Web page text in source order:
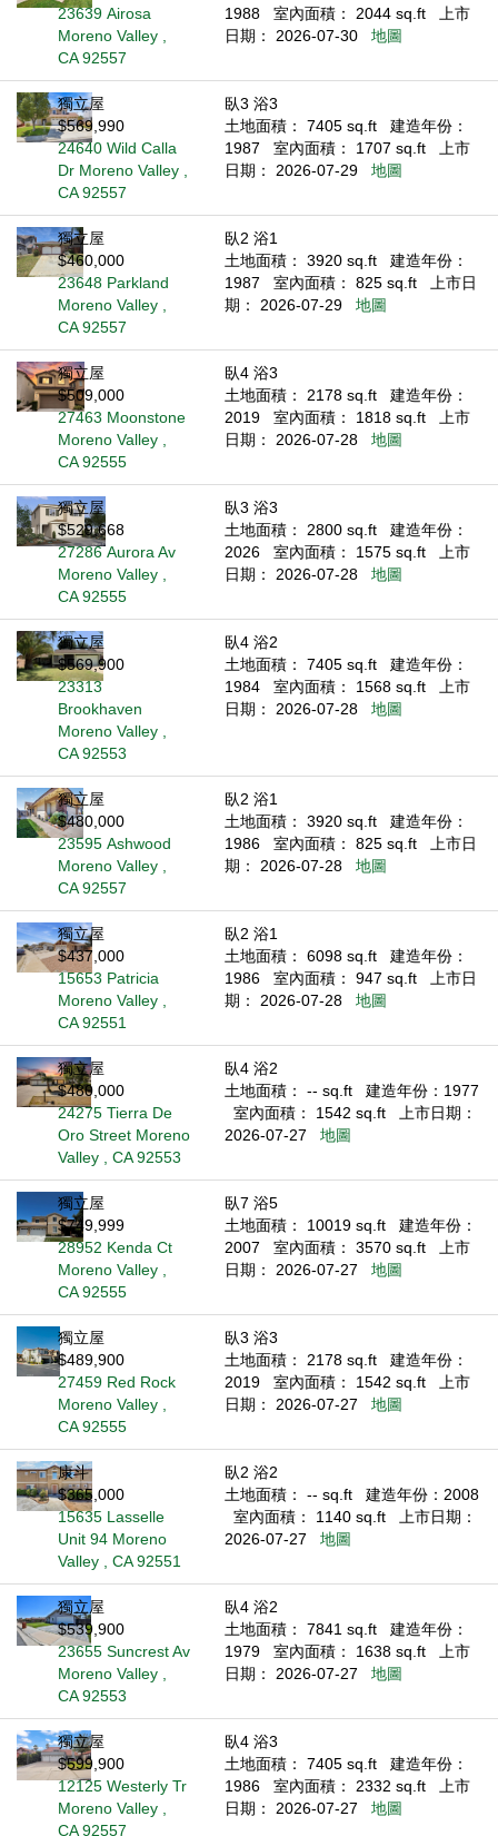
23639 Airosa
Moreno Valley ,
CA 92557
1988 室內面積： 2044 sq.ft
上市
日期： 2026-07-30
地圖
獨立屋
$569,990
24640 Wild Calla
Dr Moreno Valley ,
CA 92557
臥3 浴3
土地面積： 7405 sq.ft
建造年份：
1987
室內面積： 1707 sq.ft
上市
日期： 2026-07-29
地圖
獨立屋
$460,000
23648 Parkland
Moreno Valley ,
CA 92557
臥2 浴1
土地面積： 3920 sq.ft
建造年份：
1987
室內面積： 825 sq.ft
上市日
期： 2026-07-29
地圖
獨立屋
$509,000
27463 Moonstone
Moreno Valley ,
CA 92555
臥4 浴3
土地面積： 2178 sq.ft
建造年份：
2019
室內面積： 1818 sq.ft
上市
日期： 2026-07-28
地圖
獨立屋
$529,668
27286 Aurora Av
Moreno Valley ,
CA 92555
臥3 浴3
土地面積： 2800 sq.ft
建造年份：
2026
室內面積： 1575 sq.ft
上市
日期： 2026-07-28
地圖
獨立屋
$569,900
23313
Brookhaven
Moreno Valley ,
CA 92553
臥4 浴2
土地面積： 7405 sq.ft
建造年份：
1984
室內面積： 1568 sq.ft
上市
日期： 2026-07-28
地圖
獨立屋
$480,000
23595 Ashwood
Moreno Valley ,
CA 92557
臥2 浴1
土地面積： 3920 sq.ft
建造年份：
1986
室內面積： 825 sq.ft
上市日
期： 2026-07-28
地圖
獨立屋
$437,000
15653 Patricia
Moreno Valley ,
CA 92551
臥2 浴1
土地面積： 6098 sq.ft
建造年份：
1986
室內面積： 947 sq.ft
上市日
期： 2026-07-28
地圖
獨立屋
$480,000
24275 Tierra De
Oro Street Moreno
Valley , CA 92553
臥4 浴2
土地面積： -- sq.ft
建造年份：1977
室內面積： 1542 sq.ft
上市日期：
2026-07-27
地圖
獨立屋
$749,999
28952 Kenda Ct
Moreno Valley ,
CA 92555
臥7 浴5
土地面積： 10019 sq.ft
建造年份：
2007
室內面積： 3570 sq.ft
上市
日期： 2026-07-27
地圖
獨立屋
$489,900
27459 Red Rock
Moreno Valley ,
CA 92555
臥3 浴3
土地面積： 2178 sq.ft
建造年份：
2019
室內面積： 1542 sq.ft
上市
日期： 2026-07-27
地圖
康斗
$365,000
15635 Lasselle
Unit 94 Moreno
Valley , CA 92551
臥2 浴2
土地面積： -- sq.ft
建造年份：2008
室內面積： 1140 sq.ft
上市日期：
2026-07-27
地圖
獨立屋
$539,900
23655 Suncrest Av
Moreno Valley ,
CA 92553
臥4 浴2
土地面積： 7841 sq.ft
建造年份：
1979
室內面積： 1638 sq.ft
上市
日期： 2026-07-27
地圖
獨立屋
$599,900
12125 Westerly Tr
Moreno Valley ,
CA 92557
臥4 浴3
土地面積： 7405 sq.ft
建造年份：
1986
室內面積： 2332 sq.ft
上市
日期： 2026-07-27
地圖